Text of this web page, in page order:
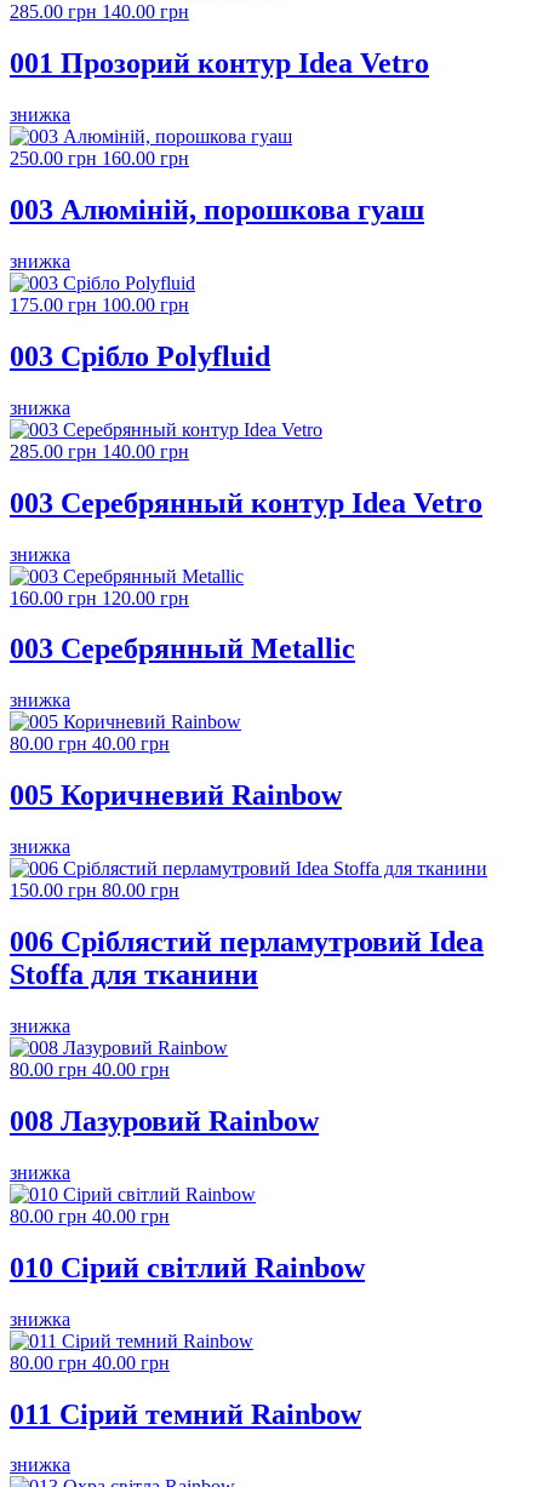
285.00 грн 140.00 грн
001 Прозорий контур Idea Vetro
знижка
250.00 грн 160.00 грн
003 Алюміній, порошкова гуаш
знижка
175.00 грн 100.00 грн
003 Срібло Polyfluid
знижка
285.00 грн 140.00 грн
003 Серебрянный контур Idea Vetro
знижка
160.00 грн 120.00 грн
003 Серебрянный Metallic
знижка
80.00 грн 40.00 грн
005 Коричневий Rainbow
знижка
150.00 грн 80.00 грн
006 Сріблястий перламутровий Idea
Stoffa для тканини
знижка
80.00 грн 40.00 грн
008 Лазуровий Rainbow
знижка
80.00 грн 40.00 грн
010 Сірий світлий Rainbow
знижка
80.00 грн 40.00 грн
011 Сірий темний Rainbow
знижка